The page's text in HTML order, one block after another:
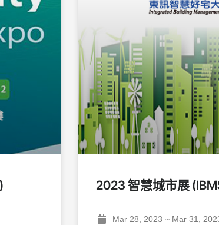
2023 智慧城市展
Mar 28, 2023 ~ Mar 31,